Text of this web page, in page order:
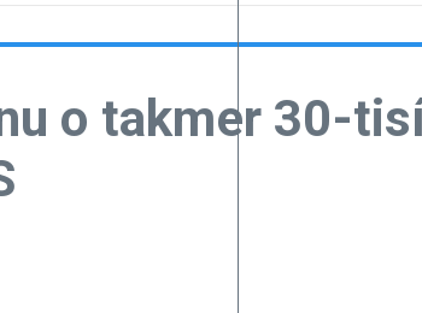
o takmer 30-